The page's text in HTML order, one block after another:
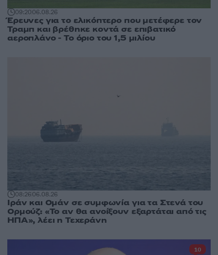
09:2006.08.26
Έρευνες για το ελικόπτερο που μετέφερε τον
Τραμπ και βρέθηκε κοντά σε επιβατικό
αεροπλάνο - Το όριο του 1,5 μιλίου
08:2606.08.26
Ιράν και Ομάν σε συμφωνία για τα Στενά του
Ορμούζ: «Το αν θα ανοίξουν εξαρτάται από τις
ΗΠΑ», λέει η Τεχεράνη
10